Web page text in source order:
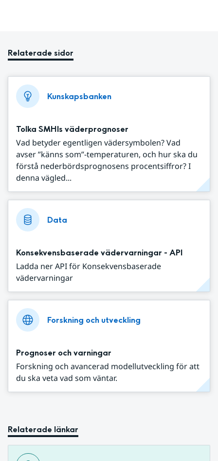
Relaterade sidor
Kunskapsbanken
Tolka SMHIs väderprognoser
Vad betyder egentligen vädersymbolen? Vad
avser ”känns som”-temperaturen, och hur ska du
förstå nederbördsprognosens procentsiffror? I
denna vägled...
Data
Konsekvensbaserade vädervarningar - API
Ladda ner API för Konsekvensbaserade
vädervarningar
Forskning och utveckling
Prognoser och varningar
Forskning och avancerad modellutveckling för att
du ska veta vad som väntar.
Relaterade länkar